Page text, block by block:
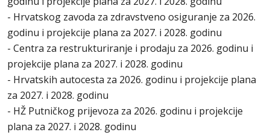
- Hrvatskog zavoda za zdravstveno osiguranje za 2026.
godinu i projekcije plana za 2027. i 2028. godinu
- Centra za restrukturiranje i prodaju za 2026. godinu i
projekcije plana za 2027. i 2028. godinu
- Hrvatskih autocesta za 2026. godinu i projekcije plana
za 2027. i 2028. godinu
- HŽ Putničkog prijevoza za 2026. godinu i projekcije
plana za 2027. i 2028. godinu